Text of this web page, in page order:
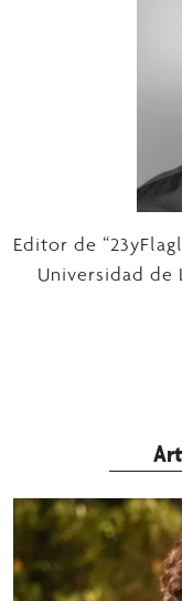
Editor de
Universidad de